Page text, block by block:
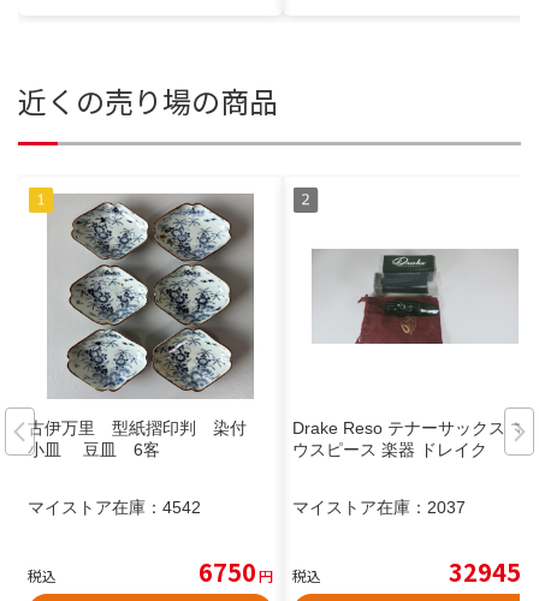
近くの売り場の商品
古伊万里 型紙摺印判 染付
小皿 豆皿 6客
マイストア在庫： 4542
税込 6750円
Drake Reso テナーサックス マ
ウスピース 楽器 ドレイク
マイストア在庫： 2037
税込 32945